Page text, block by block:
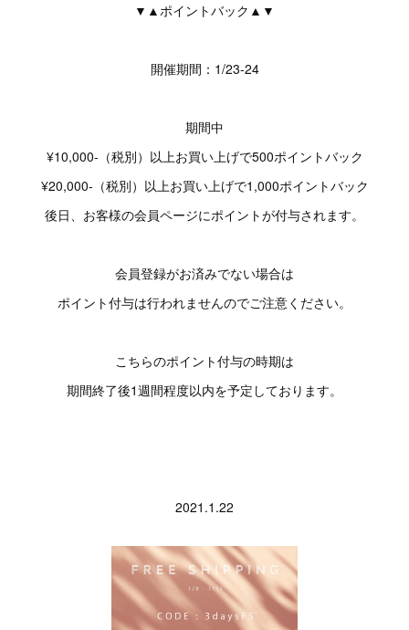
▼▲ポイントバック▲▼
開催期間：1/23-24
期間中
¥10,000-（税別）以上お買い上げで500ポイントバック
¥20,000-（税別）以上お買い上げで1,000ポイントバック
後日、お客様の会員ページにポイントが付与されます。
会員登録がお済みでない場合は
ポイント付与は行われませんのでご注意ください。
こちらのポイント付与の時期は
期間終了後1週間程度以内を予定しております。
2021.1.22